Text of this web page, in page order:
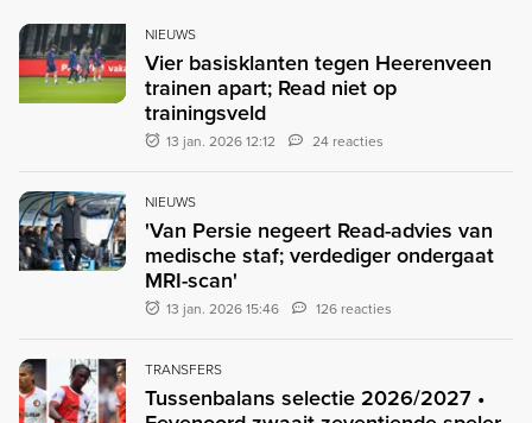
NIEUWS
Vier basisklanten tegen Heerenveen
trainen apart; Read niet op
trainingsveld
13 jan. 2026 12:12 24 reacties
NIEUWS
'Van Persie negeert Read-advies van
medische staf; verdediger ondergaat
MRI-scan'
13 jan. 2026 15:46 126 reacties
TRANSFERS
Tussenbalans selectie 2026/2027 •